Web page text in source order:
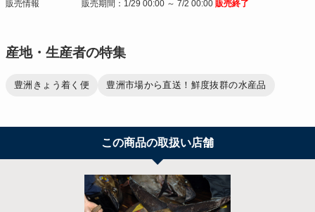
販売情報 販売期間：1/29 00:00 ～ 7/2 00:00 販売終了
産地・生産者の特集
豊洲きょう着く便 豊洲市場から直送！鮮度抜群の水産品
この商品の取扱い店舗